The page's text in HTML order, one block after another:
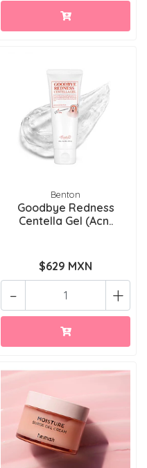
Benton
Goodbye Redness
Centella Gel (Acn..
$629 MXN
+
-